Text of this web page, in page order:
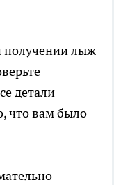
получении лыж
детали
что вам было